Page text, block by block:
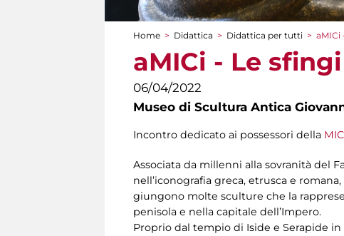
Tu sei qui
Home > Didattica > Didattica per tutti > aMICi
aMICi - Le
06/04/2022
Museo di Scultura Antica
Incontro dedicato ai possessori della
Associata da millenni alla sovranità del
nell’iconografia greca, etrusca e
giungono molte sculture che la
penisola e nella capitale dell’Impero.
Proprio dal tempio di Iside e Serapide